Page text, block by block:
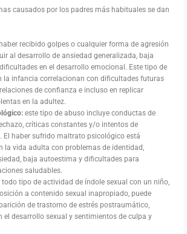
causados por los padres más habituales se dan
recibido golpes o cualquier forma de agresión
al desarrollo de ansiedad generalizada, baja
en el desarrollo emocional. Este tipo de
la infancia correlacionan con dificultades futuras
de confianza e incluso en replicar
en la adultez.
este tipo de abuso incluye conductas de
críticas constantes y/o intentos de
El haber sufrido maltrato psicológico está
la vida adulta con problemas de identidad,
baja autoestima y dificultades para
saludables.
todo tipo de actividad de índole sexual con un niño,
a contenido sexual inapropiado, puede
de trastorno de estrés postraumático,
el desarrollo sexual y sentimientos de culpa y